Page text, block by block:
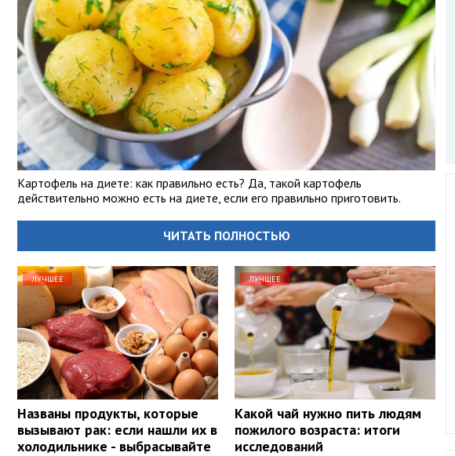
Картофель на диете: как правильно есть? Да, такой картофель
действительно можно есть на диете, если его правильно приготовить.
ЧИТАТЬ ПОЛНОСТЬЮ
ЛУЧШЕЕ
Названы продукты, которые
вызывают рак: если нашли их в
холодильнике - выбрасывайте
ЛУЧШЕЕ
Какой чай нужно пить людям
пожилого возраста: итоги
исследований